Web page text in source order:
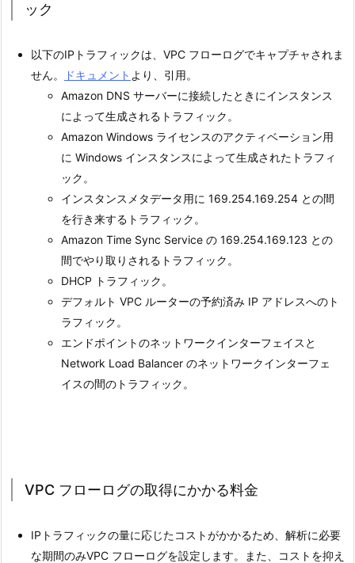
ック
以下のIPトラフィックは、VPC フローログでキャプチャされま
せん。
ドキュメント より、引用。
Amazon DNS サーバーに接続したときにインスタンス
によって生成されるトラフィック。
Amazon Windows ライセンスのアクティベーション用
に Windows インスタンスによって生成されたトラフィ
ック。
インスタンスメタデータ用に 169.254.169.254 との間
を行き来するトラフィック。
Amazon Time Sync Service の 169.254.169.123 との
間でやり取りされるトラフィック。
DHCP トラフィック。
デフォルト VPC ルーターの予約済み IP アドレスへのト
ラフィック。
エンドポイントのネットワークインターフェイスと
Network Load Balancer のネットワークインターフェ
イスの間のトラフィック。
VPC フローログの取得にかかる料金
IPトラフィックの量に応じたコストがかかるため、解析に必要
な期間のみVPC フローログを設定します。また、コストを抑え